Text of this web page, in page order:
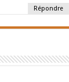
Répondre